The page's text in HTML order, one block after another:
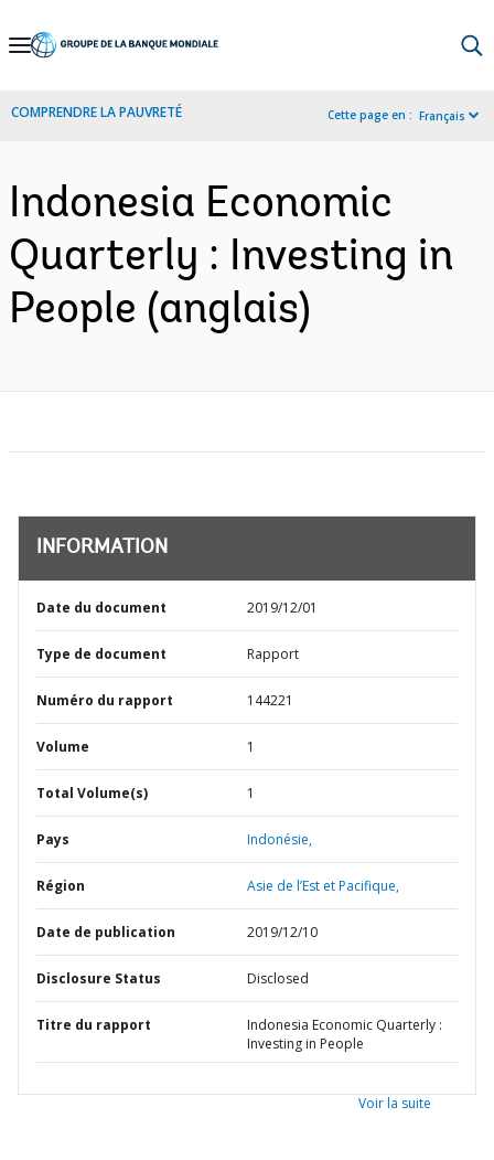
Skip
Navigation
COMPRENDRE LA PAUVRETÉ Cette page en : Français
Indonesia Economic
Quarterly : Investing in
People (anglais)
INFORMATION
Date du document 2019/12/01
Type de document Rapport
Numéro du rapport 144221
Volume 1
Total Volume(s) 1
Pays Indonésie,
Région Asie de l’Est et Pacifique,
Date de publication 2019/12/10
Disclosure Status Disclosed
Titre du rapport
Indonesia Economic Quarterly :
Investing in People
Voir la suite